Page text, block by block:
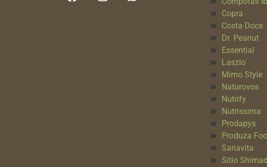
Copra
Costa Doce
Dr. Peanut
Essential
Laszlo
Mimo Style
Naturovos
Nutrify
Nutrissima
Prodapys
Produza
Sanavita
Sitio